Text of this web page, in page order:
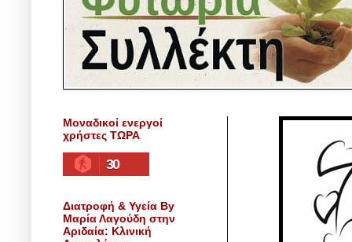
Μοναδικοί ενεργοί
χρήστες ΤΩΡΑ
30
Διατροφή & Υγεία By
Μαρία Λαγούδη στην
Αριδαία: Κλινική